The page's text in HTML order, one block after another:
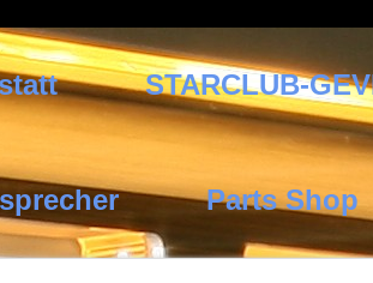
STARCLUB-
Parts Shop